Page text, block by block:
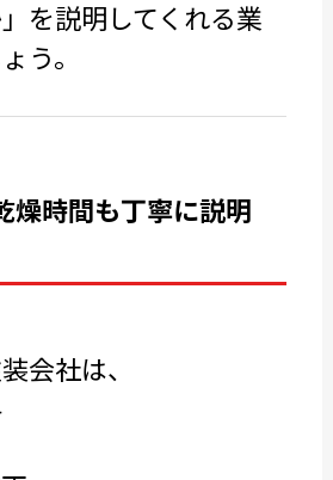
を説明してくれる業
う。
燥時間も丁寧に説明
会社は、